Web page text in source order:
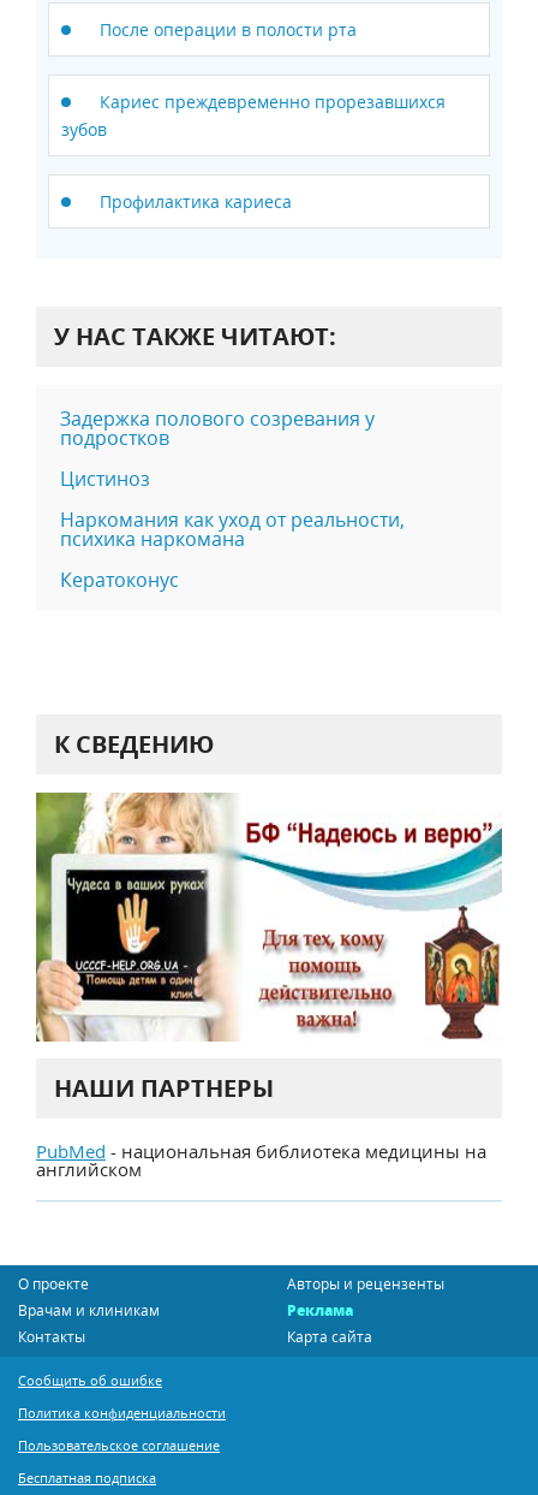
После операции в полости рта
Кариес преждевременно прорезавшихся
зубов
Профилактика кариеса
У НАС ТАКЖЕ ЧИТАЮТ:
Задержка полового созревания у
подростков
Цистиноз
Наркомания как уход от реальности,
психика наркомана
Кератоконус
К СВЕДЕНИЮ
НАШИ ПАРТНЕРЫ
PubMed - национальная библиотека медицины на
английском
О проекте
Авторы и рецензенты
Врачам и клиникам
Реклама
Контакты
Карта сайта
Сообщить об ошибке
Политика конфиденциальности
Пользовательское соглашение
Бесплатная подписка